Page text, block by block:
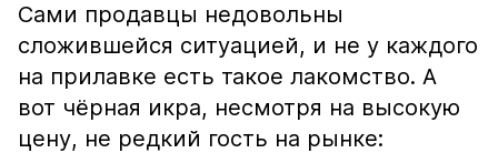
Сами продавцы недовольны
сложившейся ситуацией, и не у каждого
на прилавке есть такое лакомство. А
вот чёрная икра, несмотря на высокую
цену, не редкий гость на рынке: